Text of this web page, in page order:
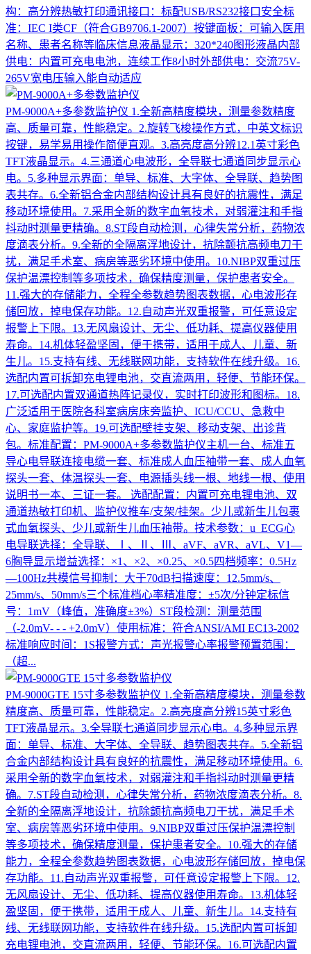
构：高分辨热敏打印通讯接口：标配USB/RS232接口安全标
准：IEC I类CF（符合GB9706.1-2007）按键面板：可输入医用
名称、患者名称等临床信息液晶显示：320*240图形液晶内部
供电：内置可充电电池，连续工作8小时外部供电：交流75V-
265V宽电压输入能自动适应
PM-9000A+多参数监护仪 1.全新高精度模块，测量参数精度
高、质量可靠，性能稳定。2.旋转飞梭操作方式，中英文标识
按键，易学易用操作简便直观。3.高亮度高分辨12.1英寸彩色
TFT液晶显示。4.三通道心电波形，全导联七通道同步显示心
电。5.多种显示界面：单导、标准、大字体、全导联、趋势图
表共存。6.全新铝合金内部结构设计具有良好的抗震性，满足
移动环境使用。7.采用全新的数字血氧技术，对弱灌注和手指
抖动时测量更精确。8.ST段自动检测，心律失常分析，药物浓
度滴表分析。9.全新的全隔离浮地设计，抗除颤抗高频电刀干
扰，满足手术室、病房等恶劣环境中使用。10.NIBP双重过压
保护温漂控制等多项技术，确保精度测量，保护患者安全。
11.强大的存储能力，全程全参数趋势图表数据，心电波形存
储回放，掉电保存功能。12.自动声光双重报警，可任意设定
报警上下限。13.无风扇设计、无尘、低功耗、提高仪器使用
寿命。14.机体轻盈坚固，便于携带，适用于成人、儿童、新
生儿。15.支持有线、无线联网功能，支持软件在线升级。16.
选配内置可拆卸充电锂电池，交直流两用，轻便、节能环保。
17.可选配内置双通道热阵记录仪，实时打印波形和图标。18.
广泛适用于医院各科室病房床旁监护、ICU/CCU、急救中
心、家庭监护等。19.可选配壁挂支架、移动支架、出诊背
包。标准配置：PM-9000A+多参数监护仪主机一台、标准五
导心电导联连接电缆一套、标准成人血压袖带一套、成人血氧
探头一套、体温探头一套、电源插头线一根、地线一根、使用
说明书一本、三证一套。 选配配置：内置可充电锂电池、双
通道热敏打印机、监护仪推车/支架/挂架。少儿或新生儿包裹
式血氧探头、少儿或新生儿血压袖带。技术参数：u ECG心
电导联选择：全导联、Ⅰ、Ⅱ、Ⅲ、aVF、aVR、aVL、V1—
6胸导显示增益选择：×1、×2、×0.25、×0.5四档频率：0.5Hz
—100Hz共模信号抑制：大于70dB扫描速度：12.5mm/s、
25mm/s、50mm/s三个标准档心率精准度：±5次/分钟定标信
号：1mV（峰值，准确度±3%）ST段检测：测量范围
（-2.0mV- - - +2.0mV）使用标准：符合ANSI/AMI EC13-2002
标准响应时间：1S报警方式：声光报警心率报警预置范围：
（超...
PM-9000GTE 15寸多参数监护仪 1.全新高精度模块，测量参数
精度高、质量可靠，性能稳定。2.高亮度高分辨15英寸彩色
TFT液晶显示。3.全导联七通道同步显示心电。4.多种显示界
面：单导、标准、大字体、全导联、趋势图表共存。5.全新铝
合金内部结构设计具有良好的抗震性，满足移动环境使用。6.
采用全新的数字血氧技术，对弱灌注和手指抖动时测量更精
确。7.ST段自动检测，心律失常分析，药物浓度滴表分析。8.
全新的全隔离浮地设计，抗除颤抗高频电刀干扰，满足手术
室、病房等恶劣环境中使用。9.NIBP双重过压保护温漂控制
等多项技术，确保精度测量，保护患者安全。10.强大的存储
能力，全程全参数趋势图表数据，心电波形存储回放，掉电保
存功能。11.自动声光双重报警，可任意设定报警上下限。12.
无风扇设计、无尘、低功耗、提高仪器使用寿命。13.机体轻
盈坚固，便于携带，适用于成人、儿童、新生儿。14.支持有
线、无线联网功能，支持软件在线升级。15.选配内置可拆卸
充电锂电池，交直流两用，轻便、节能环保。16.可选配内置